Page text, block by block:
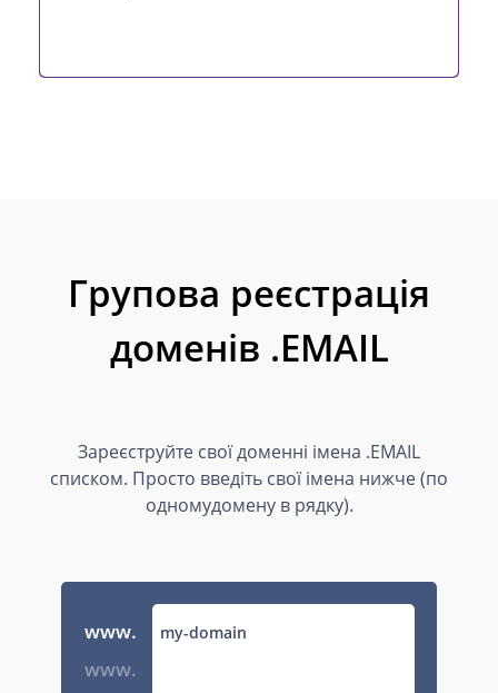
Групова реєстрація
доменів .EMAIL
Зареєструйте свої доменні імена .EMAIL
списком. Просто введіть свої імена нижче (по
одномудомену в рядку).
www.
www.